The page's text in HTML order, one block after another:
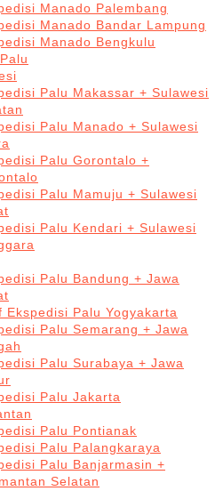
Manado Palembang
Manado Bandar Lampung
Manado Bengkulu
Palu Makassar + Sulawesi
Palu Manado + Sulawesi
Palu Gorontalo +
Palu Mamuju + Sulawesi
Palu Kendari + Sulawesi
Palu Bandung + Jawa
Ekspedisi Palu Yogyakarta
Palu Semarang + Jawa
Palu Surabaya + Jawa
Palu Jakarta
Palu Pontianak
Palu Palangkaraya
Palu Banjarmasin +
Selatan